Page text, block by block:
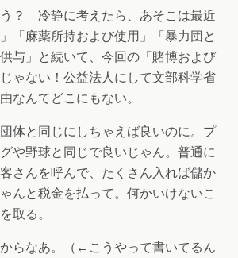
？ 冷静に考えたら、あそこは最近
「麻薬所持および使用」「暴力団と
与」と続いて、今回の「賭博および
ゃない！公益法人にして文部科学省
なんてどこにもない。
体と同じにしちゃえば良いのに。プ
や野球と同じで良いじゃん。普通に
さんを呼んで、たくさん入れば儲か
んと税金を払って。何かいけないこ
取る。
らなあ。（←こうやって書いてるん